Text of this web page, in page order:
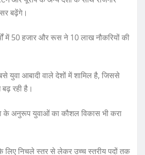
बढ़ेंगे।
में 50 हजार और रूस ने 10 लाख नौकरियों की
युवा आबादी वाले देशों में शामिल है, जिससे
बढ़ रही है।
के अनुरूप युवाओं का कौशल विकास भी करा
के लिए निचले स्तर से लेकर उच्च स्तरीय पदों तक